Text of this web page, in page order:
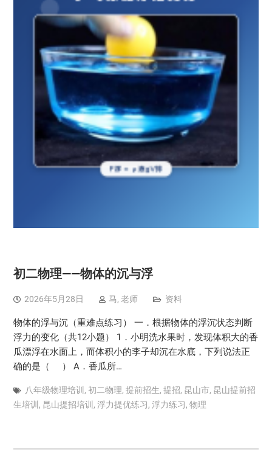
初二物理——物体的沉与浮
2026年5月28日 马, 老师 资料
物体的浮与沉（重难点练习） 一．根据物体的浮沉状态判断
浮力的变化（共12小题） 1．小明洗水果时，发现体积大的香
瓜漂浮在水面上，而体积小的李子却沉在水底，下列说法正
确的是（ ） A．香瓜所…
八年级物理培训 , 初二物理, 提前招生, 提招, 昆山市, 昆山提前招
生培训 , 昆山提招培训 , 浮力提优练习, 浮力练习, 物理